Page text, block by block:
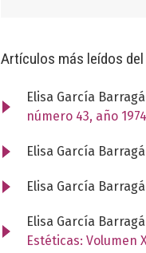
Artículos más leídos
Elisa García
número 43, año 1974
Elisa García
Elisa García
Elisa García
Estéticas: Volumen